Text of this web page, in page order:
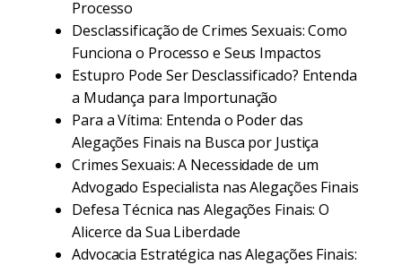
Processo
Desclassificação de Crimes Sexuais: Como
Funciona o Processo e Seus Impactos
Estupro Pode Ser Desclassificado? Entenda
a Mudança para Importunação
Para a Vítima: Entenda o Poder das
Alegações Finais na Busca por Justiça
Crimes Sexuais: A Necessidade de um
Advogado Especialista nas Alegações Finais
Defesa Técnica nas Alegações Finais: O
Alicerce da Sua Liberdade
Advocacia Estratégica nas Alegações Finais: